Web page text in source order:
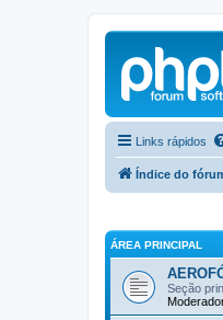
Links rápidos
Índice do
ÁREA PRINCIPAL
Seção